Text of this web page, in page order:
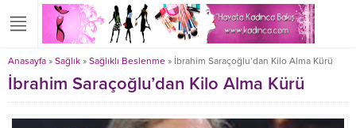
Anasayfa » Sağlık » Sağlıklı Beslenme » İbrahim Saraçoğlu’dan Kilo Alma Kürü
İbrahim Saraçoğlu’dan Kilo Alma Kürü